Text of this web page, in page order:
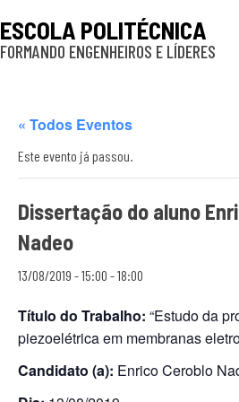
ESCOLA POLITÉCNICA
FORMANDO ENGENHEIROS E LÍDERES
« Todos Eventos
Este evento já passou.
Dissertação do aluno
Nadeo
13/08/2019 - 15:00 -18:00
Título do Trabalho: “Estudo da
piezoelétrica em membranas
Candidato (a): Enrico Ceroblo